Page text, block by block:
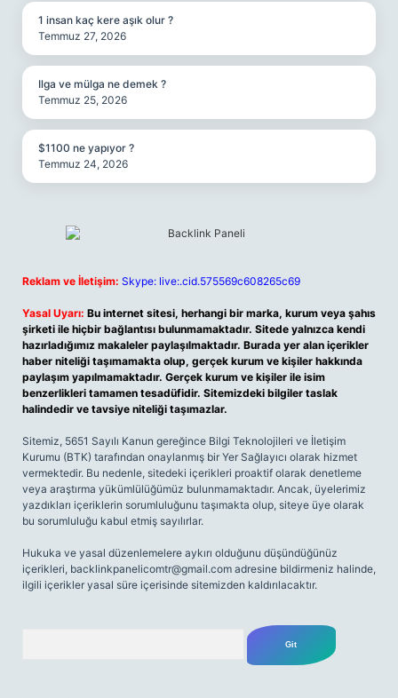
1 insan kaç kere aşık olur ?
Temmuz 27, 2026
Ilga ve mülga ne demek ?
Temmuz 25, 2026
$1100 ne yapıyor ?
Temmuz 24, 2026
Reklam ve İletişim: Skype: live:.cid.575569c608265c69
Yasal Uyarı: Bu internet sitesi, herhangi bir marka, kurum veya şahıs
şirketi ile hiçbir bağlantısı bulunmamaktadır. Sitede yalnızca kendi
hazırladığımız makaleler paylaşılmaktadır. Burada yer alan içerikler
haber niteliği taşımamakta olup, gerçek kurum ve kişiler hakkında
paylaşım yapılmamaktadır. Gerçek kurum ve kişiler ile isim
benzerlikleri tamamen tesadüfidir. Sitemizdeki bilgiler taslak
halindedir ve tavsiye niteliği taşımazlar.
Sitemiz, 5651 Sayılı Kanun gereğince Bilgi Teknolojileri ve İletişim
Kurumu (BTK) tarafından onaylanmış bir Yer Sağlayıcı olarak hizmet
vermektedir. Bu nedenle, sitedeki içerikleri proaktif olarak denetleme
veya araştırma yükümlülüğümüz bulunmamaktadır. Ancak, üyelerimiz
yazdıkları içeriklerin sorumluluğunu taşımakta olup, siteye üye olarak
bu sorumluluğu kabul etmiş sayılırlar.
Hukuka ve yasal düzenlemelere aykırı olduğunu düşündüğünüz
içerikleri, backlinkpanelicomtr@gmail.com adresine bildirmeniz halinde,
ilgili içerikler yasal süre içerisinde sitemizden kaldırılacaktır.